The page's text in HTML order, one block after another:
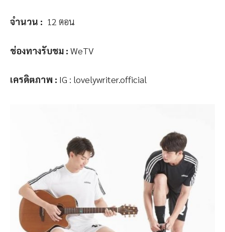
จำนวน : 12 ตอน
ช่องทางรับชม : WeTV
เครดิตภาพ : IG : lovelywriter.official